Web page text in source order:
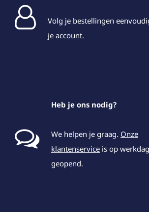
Volg je bestellingen
je account.
Heb je ons nodig?
We helpen je graag. Onze
klantenservice is op
geopend.